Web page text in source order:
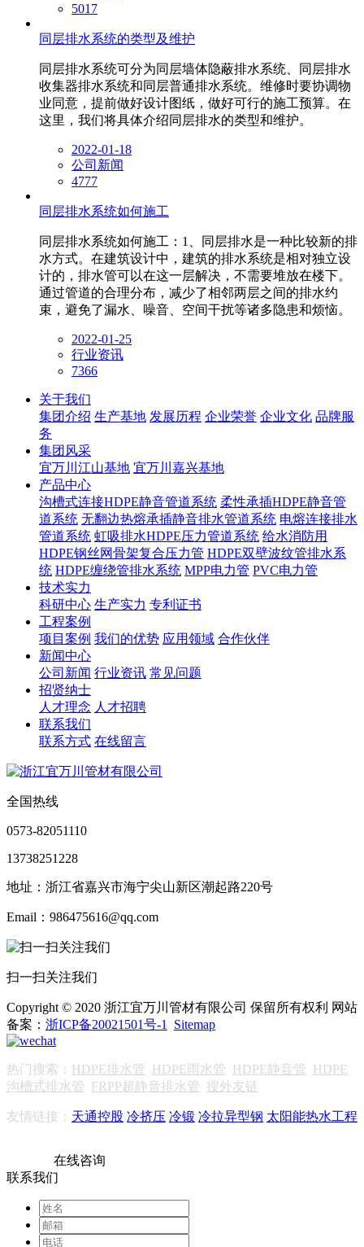
5017
同层排水系统的类型及维护
同层排水系统可分为同层墙体隐蔽排水系统、同层排水
收集器排水系统和同层普通排水系统。维修时要协调物
业同意，提前做好设计图纸，做好可行的施工预算。在
这里，我们将具体介绍同层排水的类型和维护。
2022-01-18
公司新闻
4777
同层排水系统如何施工
同层排水系统如何施工：1、同层排水是一种比较新的排
水方式。在建筑设计中，建筑的排水系统是相对独立设
计的，排水管可以在这一层解决，不需要堆放在楼下。
通过管道的合理分布，减少了相邻两层之间的排水约
束，避免了漏水、噪音、空间干扰等诸多隐患和烦恼。
2022-01-25
行业资讯
7366
关于我们
集团介绍 生产基地 发展历程 企业荣誉 企业文化 品牌服
务
集团风采
宜万川江山基地 宜万川嘉兴基地
产品中心
沟槽式连接HDPE静音管道系统 柔性承插HDPE静音管
道系统 无翻边热熔承插静音排水管道系统 电熔连接排水
管道系统 虹吸排水HDPE压力管道系统 给水消防用
HDPE钢丝网骨架复合压力管 HDPE双壁波纹管排水系
统 HDPE缠绕管排水系统 MPP电力管 PVC电力管
技术实力
科研中心 生产实力 专利证书
工程案例
项目案例 我们的优势 应用领域 合作伙伴
新闻中心
公司新闻 行业资讯 常见问题
招贤纳士
人才理念 人才招聘
联系我们
联系方式 在线留言
全国热线
0573-82051110
13738251228
地址：浙江省嘉兴市海宁尖山新区潮起路220号
Email：986475616@qq.com
扫一扫关注我们
Copyright © 2020 浙江宜万川管材有限公司 保留所有权利 网站
备案： 浙ICP备20021501号-1 Sitemap
热门搜索： HDPE排水管 HDPE雨水管 HDPE静音管 HDPE
沟槽式排水管 FRPP超静音排水管 搜外友链
友情链接： 天通控股 冷挤压 冷锻 冷拉异型钢 太阳能热水工程
在线咨询
联系我们